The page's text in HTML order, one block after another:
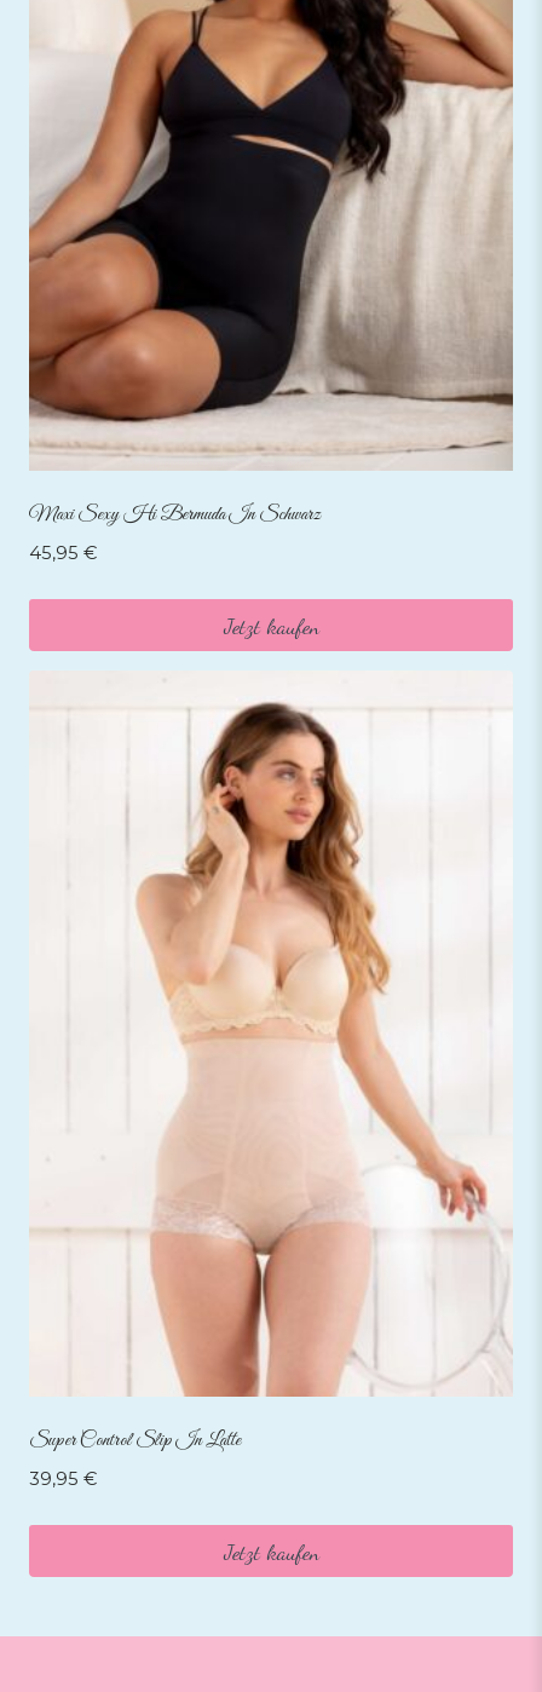
Maxi Sexy Hi Bermuda In Schwarz
45,95 €
Jetzt kaufen
Super Control Slip In Latte
39,95 €
Jetzt kaufen